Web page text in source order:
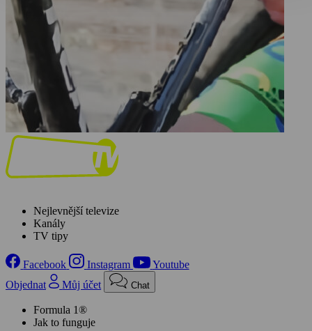
Nejlevnější televize
Kanály
TV tipy
Facebook Instagram
Youtube
Objednat
Můj účet Chat
Formula 1®
Jak to funguje